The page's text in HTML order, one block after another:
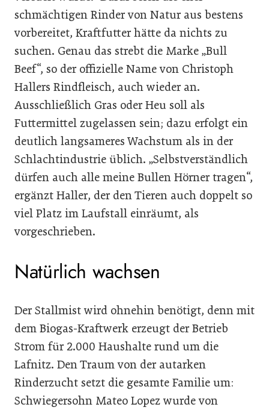
schmächtigen Rinder von Natur aus bestens
vorbereitet, Kraftfutter hätte da nichts zu
suchen. Genau das strebt die Marke „Bull
Beef“, so der offizielle Name von Christoph
Hallers Rindfleisch, auch wieder an.
Ausschließlich Gras oder Heu soll als
Futtermittel zugelassen sein; dazu erfolgt ein
deutlich langsameres Wachstum als in der
Schlachtindustrie üblich. „Selbstverständlich
dürfen auch alle meine Bullen Hörner tragen“,
ergänzt Haller, der den Tieren auch doppelt so
viel Platz im Laufstall einräumt, als
vorgeschrieben.
Natürlich wachsen
Der Stallmist wird ohnehin benötigt, denn mit
dem Biogas-Kraftwerk erzeugt der Betrieb
Strom für 2.000 Haushalte rund um die
Lafnitz. Den Traum von der autarken
Rinderzucht setzt die gesamte Familie um:
Schwiegersohn Mateo Lopez wurde von